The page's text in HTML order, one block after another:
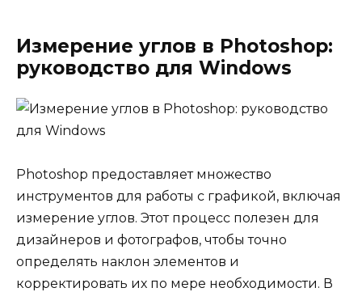
Измерение углов в Photoshop:
руководство для Windows
Photoshop предоставляет множество
инструментов для работы с графикой, включая
измерение углов. Этот процесс полезен для
дизайнеров и фотографов, чтобы точно
определять наклон элементов и
корректировать их по мере необходимости. В